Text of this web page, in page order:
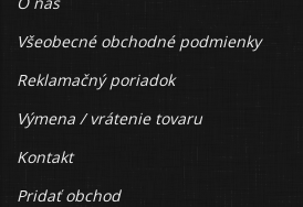
Všeobecné obchodné podmienky
Reklamačný poriadok
Výmena / vrátenie tovaru
Kontakt
Pridať obchod